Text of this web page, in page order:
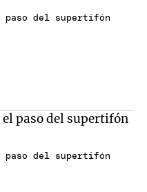
del supertifón
del supertifón